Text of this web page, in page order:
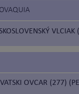
OVCAR (277)